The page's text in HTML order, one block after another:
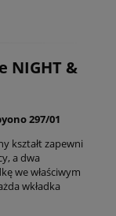
NIGHT &
297/01
kształt zapewni
a dwa
we właściwym
wkładka